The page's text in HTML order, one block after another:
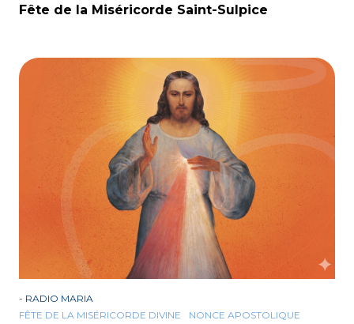
Fête de la Miséricorde Saint-Sulpice
- RADIO MARIA
FÊTE DE LA MISÉRICORDE DIVINE
NONCE APOSTOLIQUE